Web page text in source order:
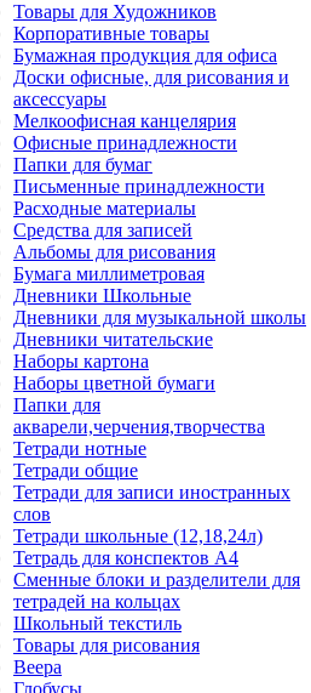
Товары для Художников
Корпоративные товары
Бумажная продукция для офиса
Доски офисные, для рисования и
аксессуары
Мелкоофисная канцелярия
Офисные принадлежности
Папки для бумаг
Письменные принадлежности
Расходные материалы
Средства для записей
Альбомы для рисования
Бумага миллиметровая
Дневники Школьные
Дневники для музыкальной школы
Дневники читательские
Наборы картона
Наборы цветной бумаги
Папки для
акварели,черчения,творчества
Тетради нотные
Тетради общие
Тетради для записи иностранных
слов
Тетради школьные (12,18,24л)
Тетрадь для конспектов А4
Сменные блоки и разделители для
тетрадей на кольцах
Школьный текстиль
Товары для рисования
Веера
Глобусы